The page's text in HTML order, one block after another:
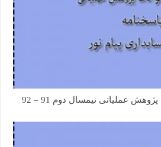
دانلود رایگان نمونه سوال پژوهش عملیاتی نیمسال دوم 91 – 92